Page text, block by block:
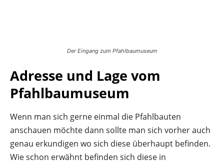
Der Eingang zum Pfahlbaumuseum
Adresse und Lage vom
Pfahlbaumuseum
Wenn man sich gerne einmal die Pfahlbauten
anschauen möchte dann sollte man sich vorher auch
genau erkundigen wo sich diese überhaupt befinden.
Wie schon erwähnt befinden sich diese in